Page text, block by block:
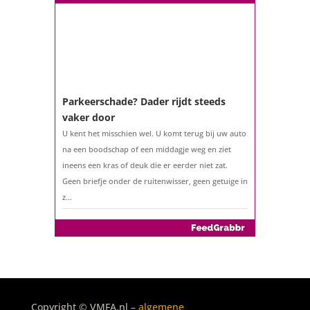
Parkeerschade? Dader rijdt steeds
vaker door
U kent het misschien wel. U komt terug bij uw auto
na een boodschap of een middagje weg en ziet
ineens een kras of deuk die er eerder niet zat.
Geen briefje onder de ruitenwisser, geen getuige in
z...
De belastingaangifte 2025
Copyright © VMFA.nl – algemene